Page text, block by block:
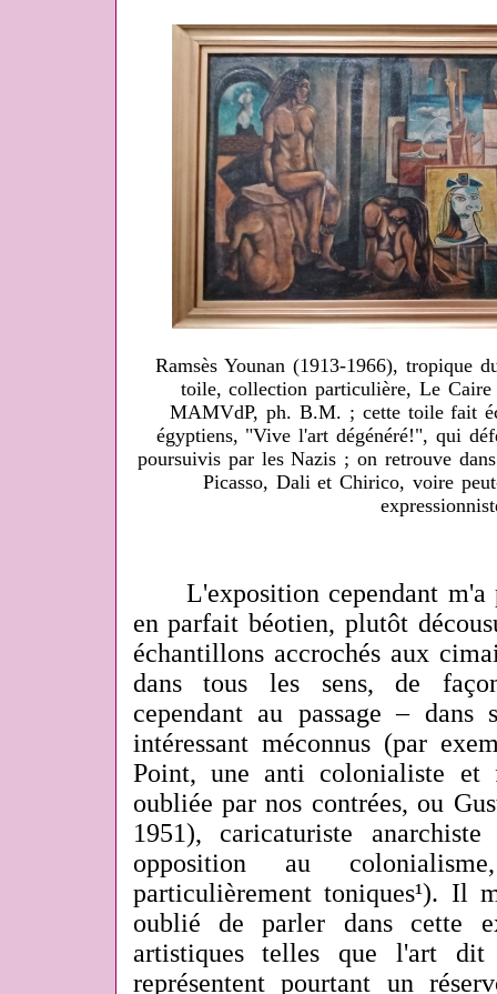
Ramsès Younan (1913-1966), tropique
toile, collection particulière, Le Caire
MAMVdP, ph. B.M. ; cette toile fait
égyptiens, "Vive l'art dégénéré!", qui
poursuivis par les Nazis ; on retrouve
Picasso, Dali et Chirico, voire
L'exposition cependant m'a
en parfait béotien, plutôt
échantillons accrochés aux
dans tous les sens, de
cependant au passage – dans
intéressant méconnus (par
Point, une anti colonialiste et
oubliée par nos contrées, ou
1951), caricaturiste
opposition au
particulièrement toniques¹). Il
oublié de parler dans cette
artistiques telles que l'art
représentent pourtant un